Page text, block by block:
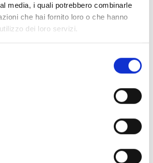
media, i quali potrebbero combinarle
che hai fornito loro o che hanno
dei loro servizi.
un devis pour des emballages écologiques si je n’ai pas
?
conditions de paiement flexibles pour les commandes
?